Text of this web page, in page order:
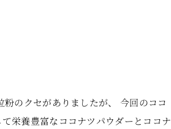
のクセがありましたが、 今回のココ
栄養豊富なココナツパウダーとココナ